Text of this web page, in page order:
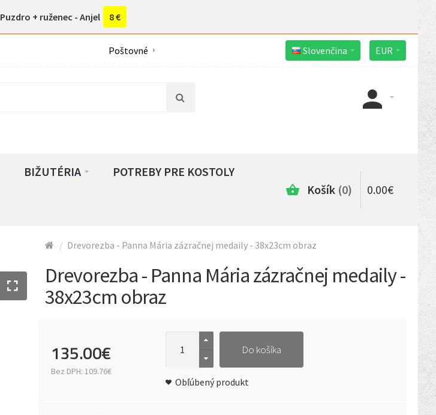
Puzdro + ruženec - Anjel 8 €
Poštovné Slovenčina EUR
BIŽUTÉRIA POTREBY PRE KOSTOLY
Košík 0 0.00€
Drevorezba - Panna Mária zázračnej medaily - 38x23cm obraz
Drevorezba - Panna Mária zázračnej medaily -
38x23cm obraz
135.00€
Bez DPH: 109.76€
Do košíka
Obľúbený produkt